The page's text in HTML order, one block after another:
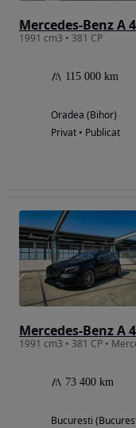
Mercedes-Benz A
1991 cm3 • 381 CP
115 000 km
Oradea (Bihor)
Privat • Publicat
Mercedes-Benz A
1991 cm3 • 381 CP •
73 400 km
Bucuresti